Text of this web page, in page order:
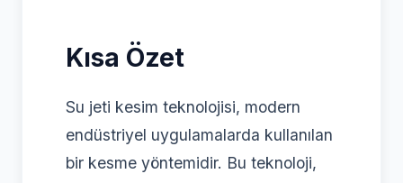
Kısa Özet
Su jeti kesim teknolojisi, modern
endüstriyel uygulamalarda kullanılan
bir kesme yöntemidir. Bu teknoloji,